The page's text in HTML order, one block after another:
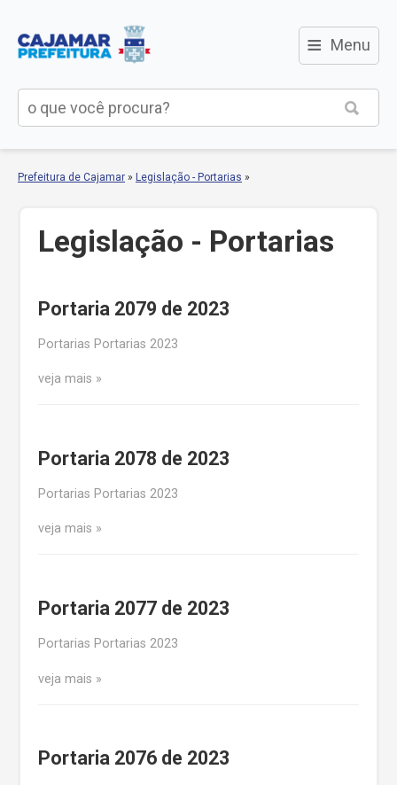
≡ Menu
Prefeitura de Cajamar » Legislação - Portarias »
Legislação - Portarias
Portaria 2079 de 2023
Portarias Portarias 2023
veja mais
Portaria 2078 de 2023
Portarias Portarias 2023
veja mais
Portaria 2077 de 2023
Portarias Portarias 2023
veja mais
Portaria 2076 de 2023